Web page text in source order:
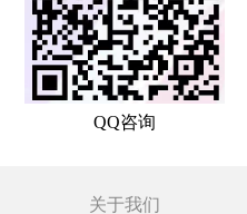
QQ咨询
关于我们